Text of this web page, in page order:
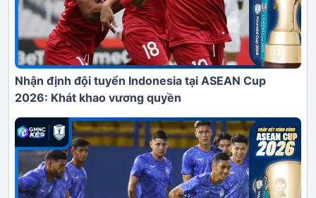
Nhận định đội tuyển Indonesia tại ASEAN Cup
2026: Khát khao vương quyền